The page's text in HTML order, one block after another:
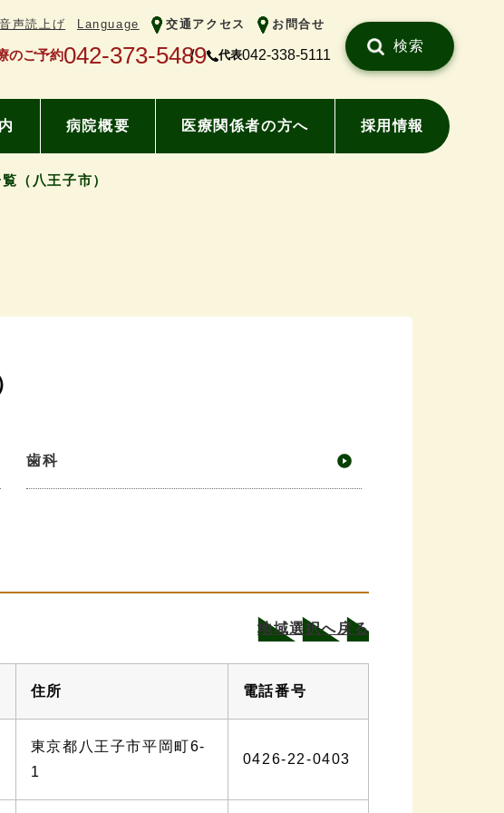
声読上げ Language 交通アクセス お問合せ
のご予約042-373-5489 代表042-338-5111
検索
病院概要 医療関係者の方へ 採用情報
（八王子市）
歯科
地域選択へ戻る
住所 電話番号
東京都八王子市平岡町6-
1
0426-22-0403